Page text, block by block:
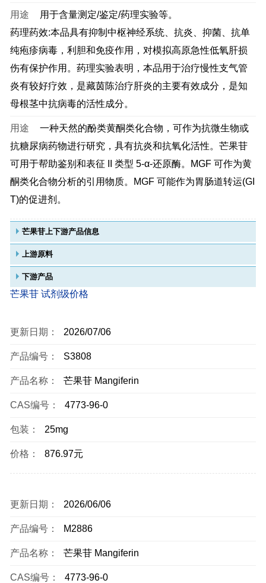
用途
用于含量测定/鉴定/药理实验等。
药理药效:本品具有抑制中枢神经系统、抗炎、抑菌、抗单
纯疱疹病毒，利胆和免疫作用，对模拟高原急性低氧肝损
伤有保护作用。药理实验表明，本品用于治疗慢性支气管
炎有较好疗效，是藏茵陈治疗肝炎的主要有效成分，是知
母根茎中抗病毒的活性成分。
用途
一种天然的酚类黄酮类化合物，可作为抗微生物或
抗糖尿病药物进行研究，具有抗炎和抗氧化活性。芒果苷
可用于帮助鉴别和表征 II 类型 5-α-还原酶。MGF 可作为黄
酮类化合物分析的引用物质。MGF 可能作为胃肠道转运(GI
T)的促进剂。
芒果苷上下游产品信息
上游原料
下游产品
芒果苷 试剂级价格
更新日期： 2026/07/06
产品编号： S3808
产品名称： 芒果苷 Mangiferin
CAS编号： 4773-96-0
包装： 25mg
价格： 876.97元
更新日期： 2026/06/06
产品编号： M2886
产品名称： 芒果苷 Mangiferin
CAS编号： 4773-96-0